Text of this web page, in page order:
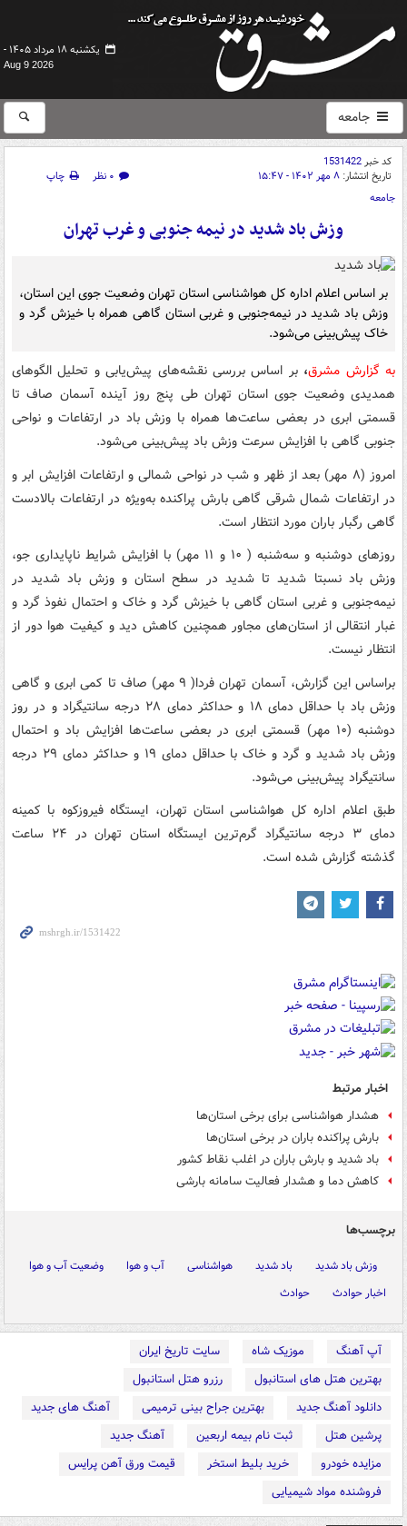
یکشنبه ۱۸ مرداد ۱۴۰۵ -
Aug 9 2026
جامعه
کد خبر1531422
تاریخ انتشار: ۸ مهر ۱۴۰۲ - ۱۵:۴۷ ۰ نظر
چاپ
جامعه
وزش باد شدید در نیمه جنوبی و غرب تهران
بر اساس اعلام اداره کل هواشناسی استان تهران وضعیت جوی این استان،
وزش باد شدید در نیمه‌جنوبی و غربی استان گاهی همراه با خیزش گرد و
خاک پیش‌بینی می‌شود.
به گزارش مشرق، بر اساس بررسی نقشه‌های پیش‌یابی و تحلیل الگوهای
همدیدی وضعیت جوی استان تهران طی پنج روز آینده آسمان صاف تا
قسمتی ابری در بعضی ساعت‌ها همراه با وزش باد در ارتفاعات و نواحی
جنوبی گاهی با افزایش سرعت وزش باد پیش‌بینی می‌شود.
امروز (۸ مهر) بعد از ظهر و شب در نواحی شمالی و ارتفاعات افزایش ابر و
در ارتفاعات شمال شرقی گاهی بارش پراکنده به‌ویژه در ارتفاعات بالادست
گاهی رگبار باران مورد انتظار است.
روزهای دوشنبه و سه‌شنبه ( ۱۰ و ۱۱ مهر) با افزایش شرایط ناپایداری جو،
وزش باد نسبتا شدید تا شدید در سطح استان و وزش باد شدید در
نیمه‌جنوبی و غربی استان گاهی با خیزش گرد و خاک و احتمال نفوذ گرد و
غبار انتقالی از استان‌های مجاور همچنین کاهش دید و کیفیت هوا دور از
انتظار نیست.
براساس این گزارش، آسمان تهران فردا( ۹ مهر) صاف تا کمی ابری و گاهی
وزش باد با حداقل دمای ۱۸ و حداکثر دمای ۲۸ درجه سانتیگراد و در روز
دوشنبه (۱۰ مهر) قسمتی ابری در بعضی ساعت‌ها افزایش باد و احتمال
وزش باد شدید و گرد و خاک با حداقل دمای ۱۹ و حداکثر دمای ۲۹ درجه
سانتیگراد پیش‌بینی می‌شود.
طبق اعلام اداره کل هواشناسی استان تهران، ایستگاه فیروزکوه با کمینه
دمای ۳ درجه سانتیگراد گرم‌ترین ایستگاه استان تهران در ۲۴ ساعت
گذشته گزارش شده‌ است.
اخبار مرتبط
هشدار هواشناسی برای برخی استان‌ها
بارش پراکنده باران در برخی استان‌ها
باد شدید و بارش باران در اغلب نقاط کشور
کاهش دما و هشدار فعالیت سامانه بارشی
برچسب‌ها
وزش باد شدید باد شدید هواشناسی آب و هوا
وضعیت آب و هوا
اخبار حوادث
حوادث
آپ آهنگ موزیک شاه
سایت تاریخ ایران
بهترین هتل های استانبول
رزرو هتل استانبول
دانلود آهنگ جدید
بهترین جراح بینی ترمیمی
آهنگ های جدید
پرشین هتل
ثبت نام بیمه اربعین
آهنگ جدید
مزایده خودرو
خرید بلیط استخر
قیمت ورق آهن پرایس
فروشنده مواد شیمیایی